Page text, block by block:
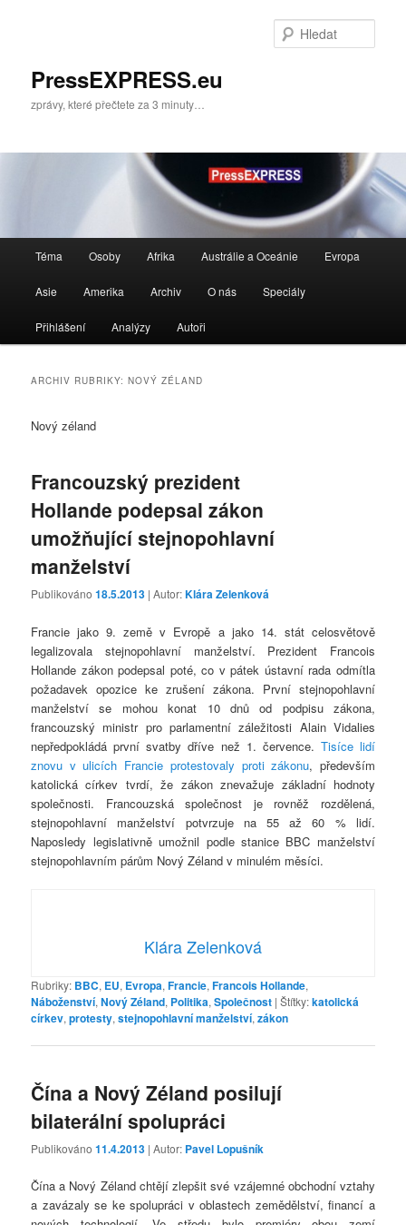
paneluPressEXPRESS.eu
zprávy, které přečtete za 3 minuty…
navigační
Téma Osoby Afrika Austrálie a Oceánie Evropa
Asie Amerika Archiv O nás Speciály
Přihlášení Analýzy Autoři
ARCHIV RUBRIKY:NOVÝ ZÉLAND
Nový zéland
Francouzský prezident
Hollande podepsal zákon
umožňující stejnopohlavní
manželství
Publikováno18.5.2013 | Autor:Klára Zelenková
Francie jako 9. země v Evropě a jako 14. stát celosvětově
legalizovala stejnopohlavní manželství. Prezident Francois
Hollande zákon podepsal poté, co v pátek ústavní rada odmítla
požadavek opozice ke zrušení zákona. První stejnopohlavní
manželství se mohou konat 10 dnů od podpisu zákona,
francouzský ministr pro parlamentní záležitosti Alain Vidalies
nepředpokládá první svatby dříve než 1. července. Tisíce lidí
znovu v ulicích Francie protestovaly proti zákonu, především
katolická církev tvrdí, že zákon znevažuje základní hodnoty
společnosti. Francouzská společnost je rovněž rozdělená,
stejnopohlavní manželství potvrzuje na 55 až 60 % lidí.
Naposledy legislativně umožnil podle stanice BBC manželství
stejnopohlavním párům Nový Zéland v minulém měsíci.
Klára Zelenková
Rubriky: BBC, EU, Evropa,Francie,Francois Hollande,
Náboženství,Nový Zéland, Politika,Společnost |Štítky:katolická
církev,protesty,stejnopohlavní manželství,zákon
Čína a Nový Zéland posilují
bilaterální spolupráci
Publikováno11.4.2013 | Autor: Pavel Lopušník
Čína a Nový Zéland chtějí zlepšit své vzájemné obchodní vztahy
a zavázaly se ke spolupráci v oblastech zemědělství, financí a